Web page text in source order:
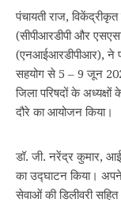
पंचायती राज,
(सीपीआरडीपी और
(एनआईआरडीपीआर), ने
सहयोग से 5 – 9 जून
जिला परिषदों के
दौरे का आयोजन किया।
डॉ. जी. नरेंद्र कुमार,
का उद्घाटन किया।
सेवाओं की डिलीवरी सहित